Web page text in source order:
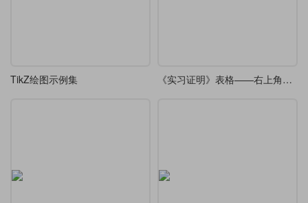
TikZ绘图示例集 《实习证明》表格——右上角带有连续数字编号